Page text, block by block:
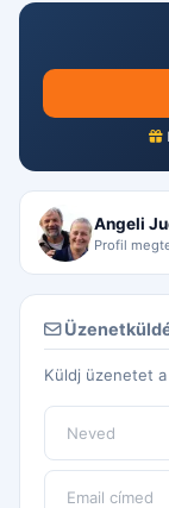
Angeli
Profil
Küldj üzenetet